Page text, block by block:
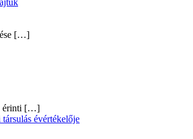
[…]
érinti […]
évértékelője